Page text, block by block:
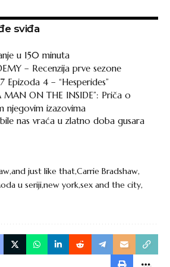
sviđa
u 150 minuta
– Recenzija prve sezone
Epizoda 4 – “Hesperides”
MAN ON THE INSIDE”: Priča o
njegovim izazovima
nas vraća u zlatno doba gusara
and just like thatCarrie Bradshaw
u serijinew yorksex and the city